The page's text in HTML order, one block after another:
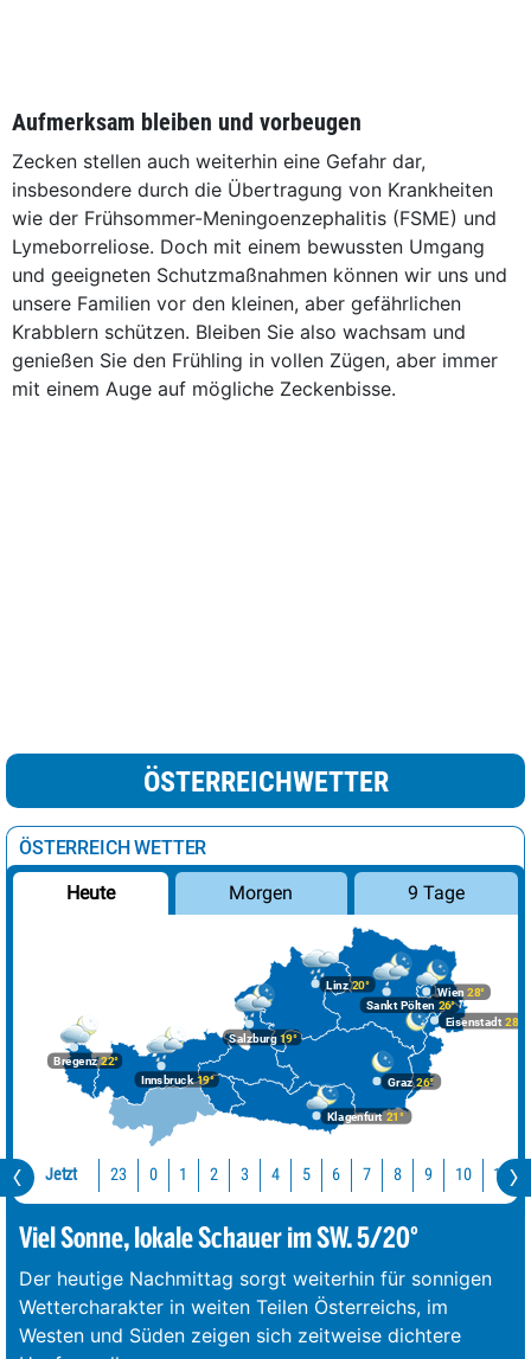
Aufmerksam bleiben und vorbeugen
Zecken stellen auch weiterhin eine Gefahr dar,
insbesondere durch die Übertragung von Krankheiten
wie der Frühsommer-Meningoenzephalitis (FSME) und
Lymeborreliose. Doch mit einem bewussten Umgang
und geeigneten Schutzmaßnahmen können wir uns und
unsere Familien vor den kleinen, aber gefährlichen
Krabblern schützen. Bleiben Sie also wachsam und
genießen Sie den Frühling in vollen Zügen, aber immer
mit einem Auge auf mögliche Zeckenbisse.
ÖSTERREICHWETTER
ÖSTERREICH WETTER
Heute Morgen 9 Tage
Bregenz22°
Graz26°
Innsbruck19°
Klagenfurt 21°
Linz20°
Salzburg19°
Wien 28°
Eisenstadt 28°
Sankt Pölten 26°
Jetzt 23 0 1 2 3 4 5 6 7 8 9 10 11
Viel Sonne, lokale Schauer im SW. 5/20°
Der heutige Nachmittag sorgt weiterhin für sonnigen
Wettercharakter in weiten Teilen Österreichs, im
Westen und Süden zeigen sich zeitweise dichtere